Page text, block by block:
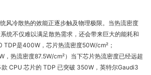
风冷散热的效能正逐步触及物理极限。当热流密度
统不仅难以满足散热需求，还会带来巨大的能耗和
是400W，芯片热流密度50W/cm²；
热流密度87.5W/cm²）当下芯片热流密度已经远超
CPU 芯片的 TDP 已突破 350W，英特尔Gaudi3